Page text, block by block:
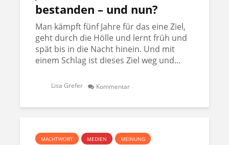
bestanden – und nun?
Man kämpft fünf Jahre für das eine Ziel,
geht durch die Hölle und lernt früh und
spät bis in die Nacht hinein. Und mit
einem Schlag ist dieses Ziel weg und...
Lisa Grefer Kommentar
MACHTWORT MEDIEN MEINUNG